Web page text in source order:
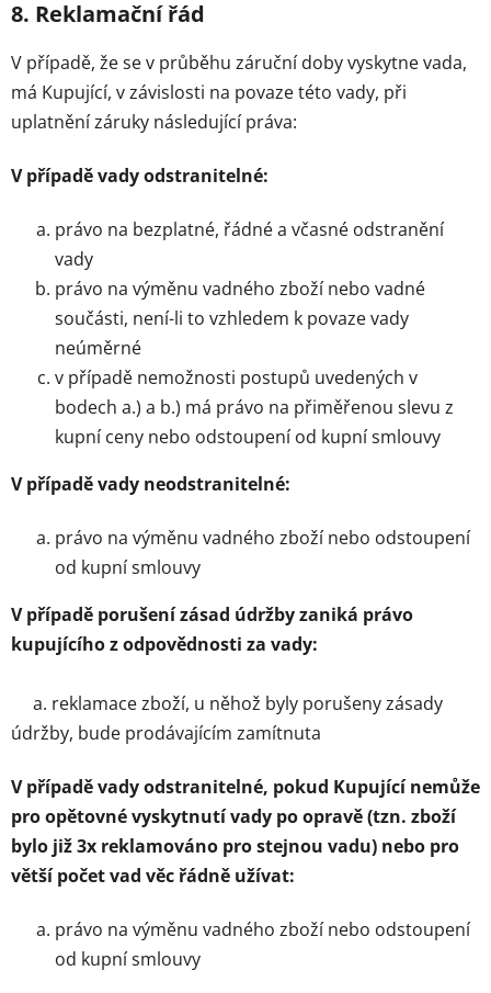
8. Reklamační řád
V případě, že se v průběhu záruční doby vyskytne vada,
má Kupující, v závislosti na povaze této vady, při
uplatnění záruky následující práva:
V případě vady odstranitelné:
právo na bezplatné, řádné a včasné odstranění
vady
právo na výměnu vadného zboží nebo vadné
součásti, není-li to vzhledem k povaze vady
neúměrné
v případě nemožnosti postupů uvedených v
bodech a.) a b.) má právo na přiměřenou slevu z
kupní ceny nebo odstoupení od kupní smlouvy
V případě vady neodstranitelné:
právo na výměnu vadného zboží nebo odstoupení
od kupní smlouvy
V případě porušení zásad údržby zaniká právo
kupujícího z odpovědnosti za vady:
a. reklamace zboží, u něhož byly porušeny zásady
údržby, bude prodávajícím zamítnuta
V případě vady odstranitelné, pokud Kupující nemůže
pro opětovné vyskytnutí vady po opravě (tzn. zboží
bylo již 3x reklamováno pro stejnou vadu) nebo pro
větší počet vad věc řádně užívat:
právo na výměnu vadného zboží nebo odstoupení
od kupní smlouvy